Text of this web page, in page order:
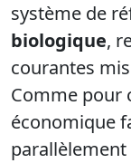
système de
biologique,
courantes
Comme pour
économique